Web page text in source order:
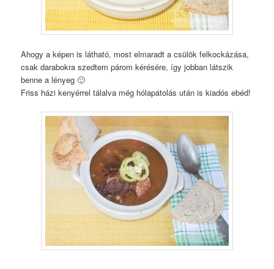
Ahogy a képen is látható, most elmaradt a csülök felkockázása,
csak darabokra szedtem párom kérésére, így jobban látszik
benne a lényeg 🙂
Friss házi kenyérrel tálalva még hólapátolás után is kiadós ebéd!